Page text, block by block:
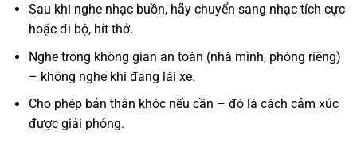
Sau khi nghe nhạc buồn, hãy chuyển sang nhạc tích cực
hoặc đi bộ, hít thở.
Nghe trong không gian an toàn (nhà mình, phòng riêng)
– không nghe khi đang lái xe.
Cho phép bản thân khóc nếu cần – đó là cách cảm xúc
được giải phóng.